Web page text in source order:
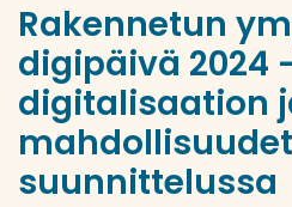
Rakennetun
digipäivä 2024
digitalisaation
mahdollisuudet
suunnittelussa